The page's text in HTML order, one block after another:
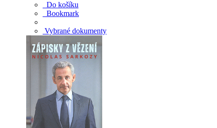
Do košíku
Bookmark
Vybrané dokumenty